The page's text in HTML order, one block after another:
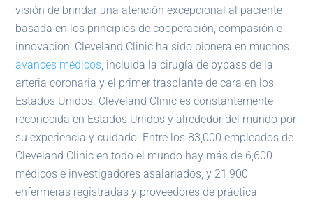
visión de brindar una atención excepcional al paciente
basada en los principios de cooperación, compasión e
innovación, Cleveland Clinic ha sido pionera en muchos
avances médicos, incluida la cirugía de bypass de la
arteria coronaria y el primer trasplante de cara en los
Estados Unidos. Cleveland Clinic es constantemente
reconocida en Estados Unidos y alrededor del mundo por
su experiencia y cuidado. Entre los 83,000 empleados de
Cleveland Clinic en todo el mundo hay más de 6,600
médicos e investigadores asalariados, y 21,900
enfermeras registradas y proveedores de práctica